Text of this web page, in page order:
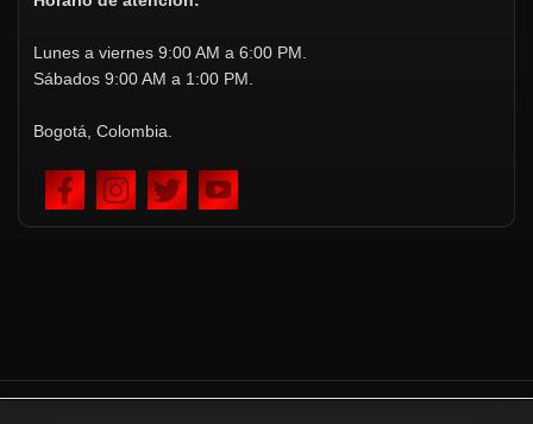
Lunes a viernes 9:00 AM a 6:00 PM.
Sábados 9:00 AM a 1:00 PM.
Bogotá, Colombia.